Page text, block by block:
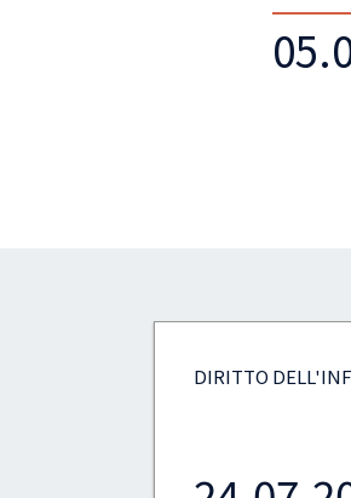
DIRITTO